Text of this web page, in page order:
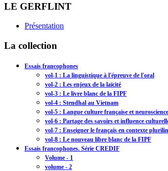
LE GERFLINT
Présentation
La collection
Essais francophones
vol-1 : La linguistique à l'épreuve de l'oral
vol-2 : Les enjeux de la laïcité
vol-3 : Le livre blanc de la FIPF
vol-4 : Stendhal au Vietnam
vol-5 : Langue culture française et
vol-6 : Partage des savoirs et influence
vol-7 : Enseigner le français en contexte
vol-8 : Le nouveau libre blanc de la FIPF
Essais francophones. Série CREDIF
Volume - 1
volume - 2